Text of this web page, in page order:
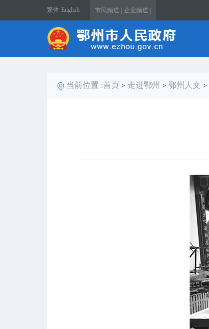
繁体 English 市民频道 | 企业频道 |
当前位置 :首页 > 走进鄂州 > 鄂州人文 >